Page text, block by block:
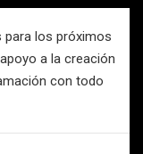
para los próximos
a la creación
con todo